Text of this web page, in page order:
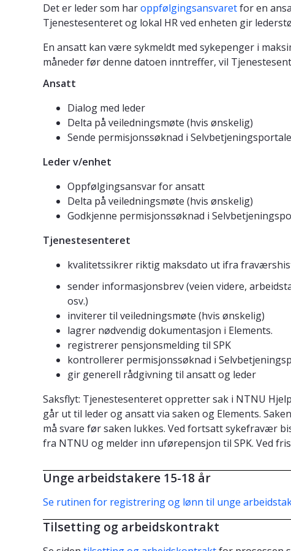
Det er leder som haroppfølgingsansvaretfor en
Tjenestesenteret og lokal HR ved enheten gir
En ansatt kan være sykmeldt med sykepenger i
måneder før denne datoen inntreffer, vil
Ansatt
Dialog med leder
Delta på veiledningsmøte (hvis ønskelig)
Sende permisjonssøknad i
Leder v/enhet
Oppfølgingsansvar for ansatt
Delta på veiledningsmøte (hvis ønskelig)
Godkjenne permisjonssøknad i
Tjenestesenteret
kvalitetssikrer riktig maksdato ut ifra
sender informasjonsbrev (veien videre,
osv.)
inviterer til veiledningsmøte (hvis ønskelig)
lagrer nødvendig dokumentasjon i Elements.
registrerer pensjonsmelding til SPK
kontrollerer permisjonssøknad i
gir generell rådgivning til ansatt og leder
Saksflyt: Tjenestesenteret oppretter sak i NTNU
går ut til leder og ansatt via saken og Elements.
må svare før saken lukkes. Ved fortsatt sykefravær
fra NTNU og melder inn uførepensjon til SPK. Ved
Unge arbeidstakere 15-18 år
Se rutinen for registrering og lønn til unge
Tilsetting og arbeidskontrakt